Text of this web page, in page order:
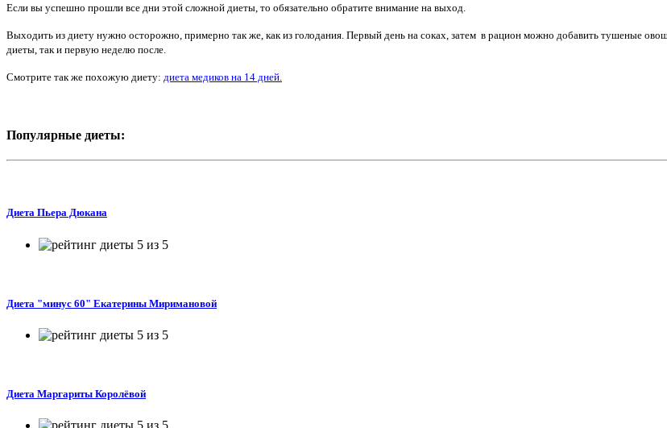
Если вы успешно прошли все дни этой сложной диеты, то обязательно обратите внимание на выход.
Выходить из диету нужно осторожно, примерно так же, как из голодания. Первый день на соках, затем в рацион можно добавить тушеные
диеты, так и первую неделю после.
Смотрите так же похожую диету: диета медиков на 14 дней.
Популярные диеты:
Диета Пьера Дюкана
Диета "минус 60" Екатерины Миримановой
Диета Маргариты Королёвой